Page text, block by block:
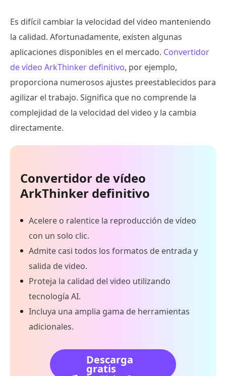
Es difícil cambiar la velocidad del video manteniendo
la calidad. Afortunadamente, existen algunas
aplicaciones disponibles en el mercado. Convertidor
de vídeo ArkThinker definitivo, por ejemplo,
proporciona numerosos ajustes preestablecidos para
agilizar el trabajo. Significa que no comprende la
complejidad de la velocidad del video y la cambia
directamente.
Convertidor de vídeo
ArkThinker definitivo
Acelere o ralentice la reproducción de vídeo
con un solo clic.
Admite casi todos los formatos de entrada y
salida de video.
Proteja la calidad del video utilizando
tecnología AI.
Incluya una amplia gama de herramientas
adicionales.
Descarga
gratis